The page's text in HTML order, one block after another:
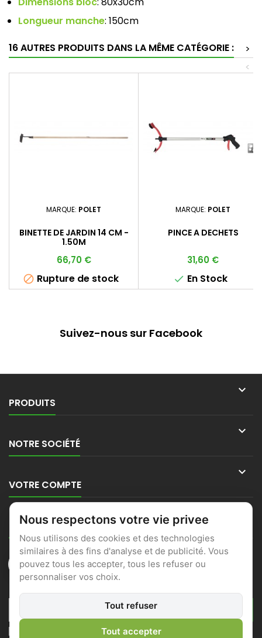
Longueur manche: 150cm
16 AUTRES PRODUITS DANS LA MÊME CATÉGORIE :
>
<
MARQUE: POLET
BINETTE DE JARDIN 14 CM -
1.50M
Prix
66,70 €
 Rupture de stock
MARQUE: POLET
PINCE A DECHETS
Prix
31,60 €
 En Stock
Suivez-nous sur Facebook
PRODUITS

NOTRE SOCIÉTÉ

VOTRE COMPTE

CONTACT
Nous respectons votre vie privee
Nous utilisons des cookies et des technologies
similaires à des fins d'analyse et de publicité. Vous
pouvez tous les accepter, tous les refuser ou
personnaliser vos choix.
Tout refuser
Tout accepter
J'accepte les conditions générales et la politique de